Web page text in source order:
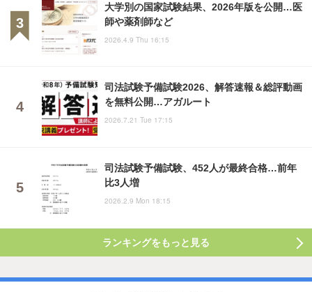
大学別の国家試験結果、2026年版を公開…医
師や薬剤師など
2026.4.9 Thu 16:15
司法試験予備試験2026、解答速報＆総評動画
を無料公開…アガルート
2026.7.21 Tue 17:15
司法試験予備試験、452人が最終合格…前年
比3人増
2026.2.9 Mon 18:15
ランキングをもっと見る